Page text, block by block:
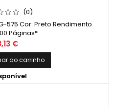
(0)
575 Cor: Preto Rendimento
Páginas*
€
ao carrinho